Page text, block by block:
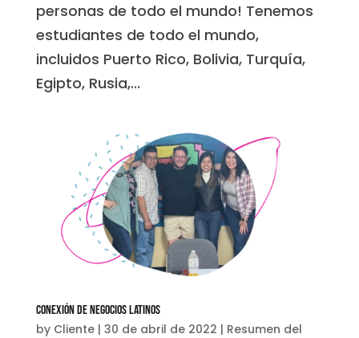
personas de todo el mundo! Tenemos
estudiantes de todo el mundo,
incluidos Puerto Rico, Bolivia, Turquía,
Egipto, Rusia,...
Conexión de Negocios Latinos
by Cliente| 30 de abril de 2022 | Resumen del